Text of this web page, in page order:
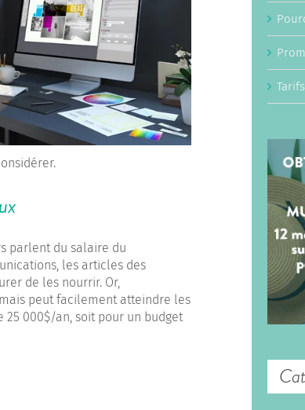
parlent du salaire du
les articles des
de les nourrir. Or,
peut facilement atteindre les
25 000$/an, soit pour un budget
Tarifs